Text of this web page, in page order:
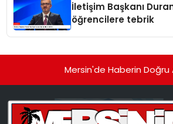
İletişim Başkanı
öğrencilere tebrik
Mersin'de Haberin Doğru